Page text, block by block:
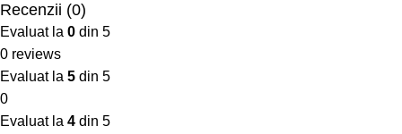
Recenzii (0)
Evaluat la 0 din 5
0 reviews
Evaluat la 5 din 5
0
Evaluat la 4 din 5